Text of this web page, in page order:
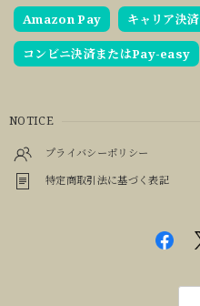
Amazon Pay キャリア決済
コンビニ決済またはPay-easy
NOTICE
プライバシーポリシー
特定商取引法に基づく表記